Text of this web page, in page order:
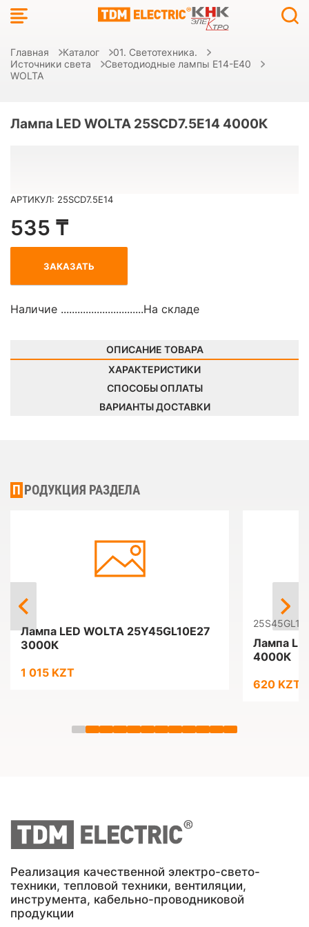
Главная Каталог
01. Светотехника.
Источники света
Светодиодные лампы E14-E40
WOLTA
Лампа LED WOLTA 25SCD7.5E14 4000К
АРТИКУЛ: 25SCD7.5E14
535 ₸
ЗАКАЗАТЬ
Наличие ..............................На складе
ОПИСАНИЕ ТОВАРА
ХАРАКТЕРИСТИКИ
СПОСОБЫ ОПЛАТЫ
ВАРИАНТЫ ДОСТАВКИ
ПРОДУКЦИЯ РАЗДЕЛА
Лампа LED WOLTA 25Y45GL10E27
3000К
1 015 KZT
Лампа
4000К
620 KZT
Реализация качественной электро-свето-
техники, тепловой техники, вентиляции,
инструмента, кабельно-проводниковой
продукции